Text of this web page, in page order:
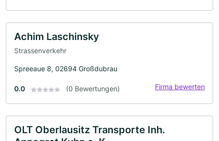
Achim Laschinsky
Strassenverkehr
Spreeaue 8, 02694 Großdubrau
0.0 (0 Bewertungen) Firma bewerten
OLT Oberlausitz Transporte Inh.